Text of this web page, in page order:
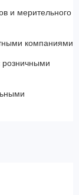
и мерительного
компаниями
розничными